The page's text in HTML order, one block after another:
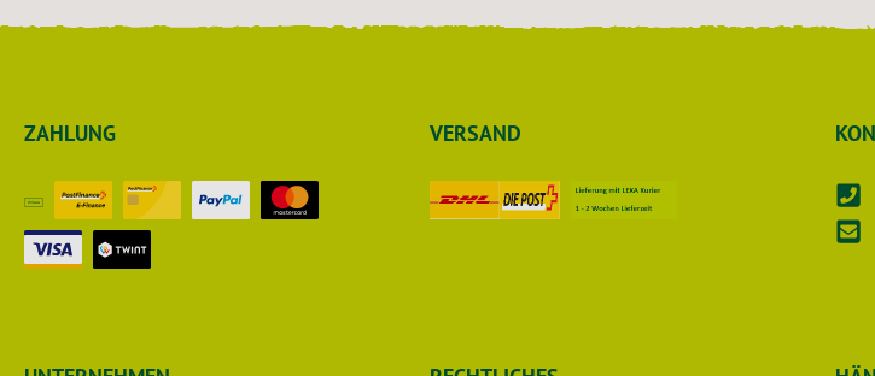
durch antiseptische und aromatische
Schadstoffen und Ammoniak für ein
optimiertes Stallklima. Weniger Geruch.
ZAHLUNG VERSAND